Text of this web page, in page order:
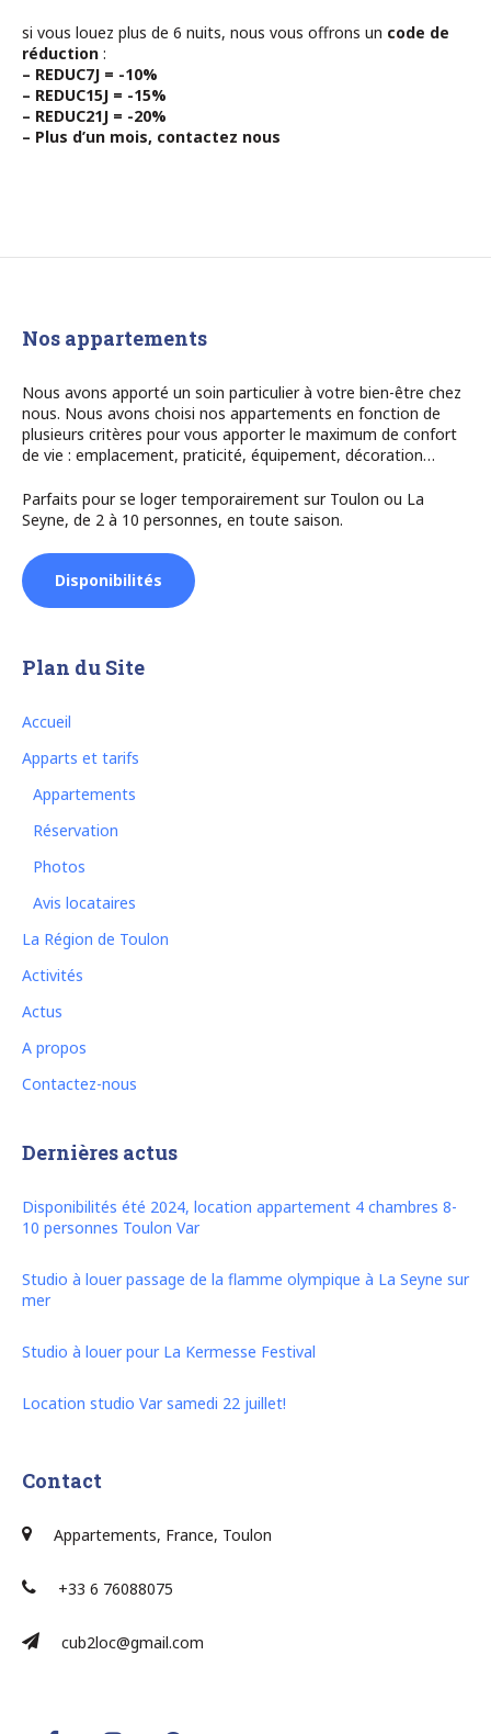
si vous louez plus de 6 nuits, nous vous offrons un code de
réduction :
– REDUC7J = -10%
– REDUC15J = -15%
– REDUC21J = -20%
– Plus d’un mois, contactez nous
Nos appartements
Nous avons apporté un soin particulier à votre bien-être chez
nous. Nous avons choisi nos appartements en fonction de
plusieurs critères pour vous apporter le maximum de confort
de vie : emplacement, praticité, équipement, décoration…
Parfaits pour se loger temporairement sur Toulon ou La
Seyne, de 2 à 10 personnes, en toute saison.
Disponibilités
Plan du Site
Accueil
Apparts et tarifs
Appartements
Réservation
Photos
Avis locataires
La Région de Toulon
Activités
Actus
A propos
Contactez-nous
Dernières actus
Disponibilités été 2024, location appartement 4 chambres 8-
10 personnes Toulon Var
Studio à louer passage de la flamme olympique à La Seyne sur
mer
Studio à louer pour La Kermesse Festival
Location studio Var samedi 22 juillet!
Contact
Appartements, France, Toulon
+33 6 76088075
cub2loc@gmail.com